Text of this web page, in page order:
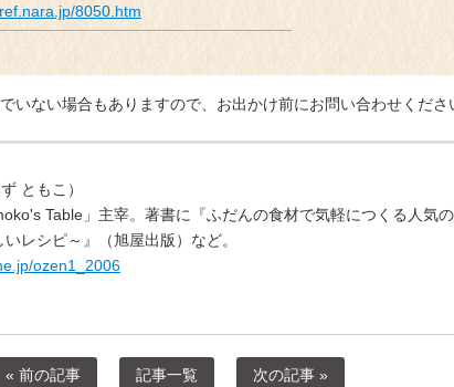
8050.htm
いない場合もありますので、お出かけ前にお問い合わせくださ
ともこ）
Table」主宰。著書に『ふだんの食材で気軽につくる人気
レシピ～』（旭屋出版）など。
ozen1_2006
« 前の記事 記事一覧 次の記事 »